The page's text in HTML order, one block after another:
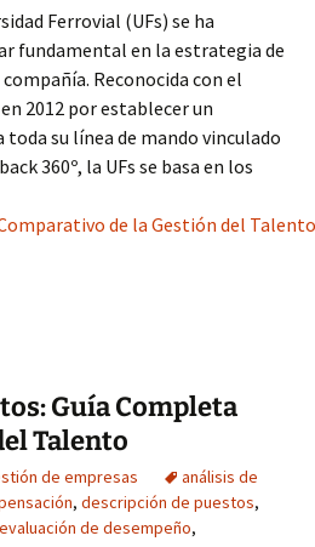
Ferrovial (UFs) se ha
fundamental en la estrategia de
Reconocida con el
2012 por establecer un
su línea de mando vinculado
360º, la UFs se basa en los
de la Gestión del
Guía Completa
Talento
de empresas
análisis de
, descripción de puestos,
evaluación de desempeño,